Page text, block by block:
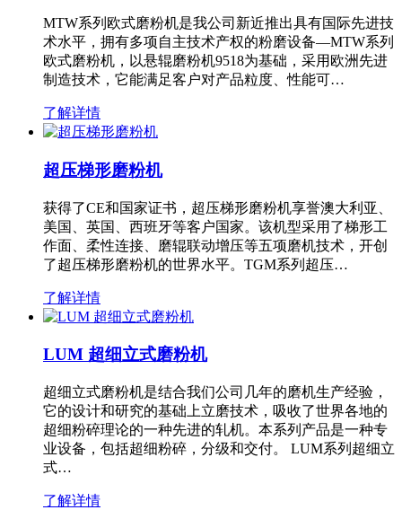
MTW系列欧式磨粉机是我公司新近推出具有国际先进技
术水平，拥有多项自主技术产权的粉磨设备—MTW系列
欧式磨粉机，以悬辊磨粉机9518为基础，采用欧洲先进
制造技术，它能满足客户对产品粒度、性能可…
了解详情
超压梯形磨粉机
获得了CE和国家证书，超压梯形磨粉机享誉澳大利亚、
美国、英国、西班牙等客户国家。该机型采用了梯形工
作面、柔性连接、磨辊联动增压等五项磨机技术，开创
了超压梯形磨粉机的世界水平。TGM系列超压…
了解详情
LUM 超细立式磨粉机
超细立式磨粉机是结合我们公司几年的磨机生产经验，
它的设计和研究的基础上立磨技术，吸收了世界各地的
超细粉碎理论的一种先进的轧机。本系列产品是一种专
业设备，包括超细粉碎，分级和交付。 LUM系列超细立
式…
了解详情